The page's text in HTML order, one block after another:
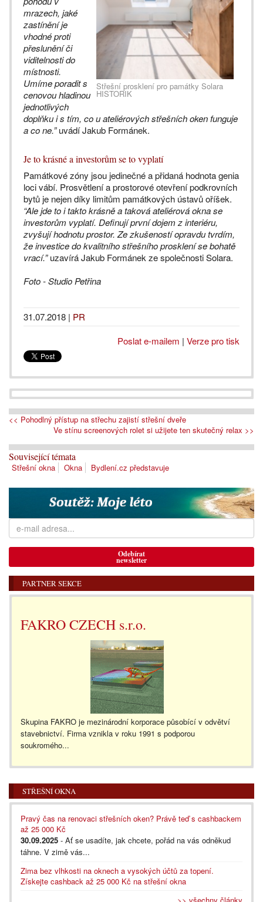
Střešní prosklení pro památky Solara
HISTORIK
mrazech, jaké
zastínění je
vhodné proti
přeslunění či
viditelnosti do
místnosti.
Umíme poradit s
cenovou hladinou
jednotlivých
doplňku i s tím, co u ateliérových střešních oken funguje
a co ne.”uvádí Jakub Formánek.
Je to krásné a investorům se to vyplatí
Památkové zóny jsou jedinečné a přidaná hodnota genia
loci vábí. Prosvětlení a prostorové otevření podkrovních
bytů je nejen díky limitům památkových ústavů oříšek.
“Ale jde to i takto krásně a taková ateliérová okna se
investorům vyplatí. Definují první dojem z interiéru,
zvyšují hodnotu prostor. Ze zkušeností opravdu tvrdím,
že investice do kvalitního střešního prosklení se bohatě
vrací.”uzavírá Jakub Formánek ze společnosti Solara.
Foto - Studio Petřina
31.07.2018 | PR
Poslat e-mailem | Verze pro tisk
<< Pohodlný přístup na střechu zajistí střešní dveře
Ve stínu screenových rolet si užijete ten skutečný relax >>
Související témata
Střešní okna Okna Bydlení.cz představuje
Odebírat
newsletter
PARTNER SEKCE
FAKRO CZECH s.r.o.
Skupina FAKRO je mezinárodní korporace působící v odvětví
stavebnictví. Firma vznikla v roku 1991 s podporou
soukromého...
STŘEŠNÍ OKNA
Pravý čas na renovaci střešních oken? Právě teď s cashbackem
až 25 000 Kč
30.09.2025 - Ať se usadíte, jak chcete, pořád na vás odněkud
táhne. V zimě vás...
Zima bez vlhkosti na oknech a vysokých účtů za topení.
Získejte cashback až 25 000 Kč na střešní okna